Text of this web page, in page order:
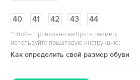
40 41 42 43 44
*Чтобы правильно выбрать размер,
используйте пошаговую инструкцию:
Как определить свой размер обуви